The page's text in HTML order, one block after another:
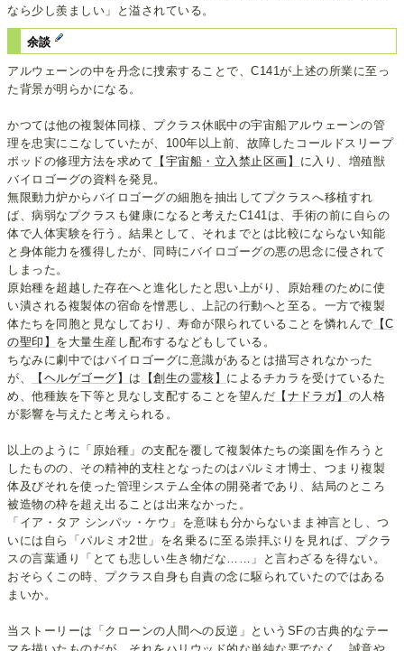
なら少し羨ましい」と溢されている。
余談
アルウェーンの中を丹念に捜索することで、C141が上述の所業に至っ
た背景が明らかになる。
かつては他の複製体同様、プクラス休眠中の宇宙船アルウェーンの管
理を忠実にこなしていたが、100年以上前、故障したコールドスリープ
ポッドの修理方法を求めて 【宇宙船・立入禁止区画】 に入り、増殖獣
バイロゴーグの資料を発見。
無限動力炉からバイロゴーグの細胞を抽出してプクラスへ移植すれ
ば、病弱なプクラスも健康になると考えたC141は、手術の前に自らの
体で人体実験を行う。結果として、それまでとは比較にならない知能
と身体能力を獲得したが、同時にバイロゴーグの悪の思念に侵されて
しまった。
原始種を超越した存在へと進化したと思い上がり、原始種のために使
い潰される複製体の宿命を憎悪し、上記の行動へと至る。一方で複製
体たちを同胞と見なしており、寿命が限られていることを憐れんで 【C
の聖印】 を大量生産し配布するなどもしている。
ちなみに劇中ではバイロゴーグに意識があるとは描写されなかった
が、
【ヘルゲゴーグ】 は 【創生の霊核】 によるチカラを受けているた
め、他種族を下等と見なし支配することを望んだ 【ナドラガ】 の人格
が影響を与えたと考えられる。
以上のように「原始種」の支配を覆して複製体たちの楽園を作ろうと
したものの、その精神的支柱となったのはパルミオ博士、つまり複製
体及びそれを使った管理システム全体の開発者であり、結局のところ
被造物の枠を超え出ることは出来なかった。
「イア・タア シンパッ・ケウ」を意味も分からないまま神言とし、つ
いには自ら「パルミオ2世」を名乗るに至る崇拝ぶりを見れば、プクラ
スの言葉通り「とても悲しい生き物だな……」と言わざるを得ない。
おそらくこの時、プクラス自身も自責の念に駆られていたのではある
まいか。
当ストーリーは「クローンの人間への反逆」というSFの古典的なテー